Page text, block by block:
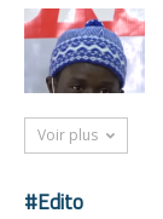
Voir plus
#Edito